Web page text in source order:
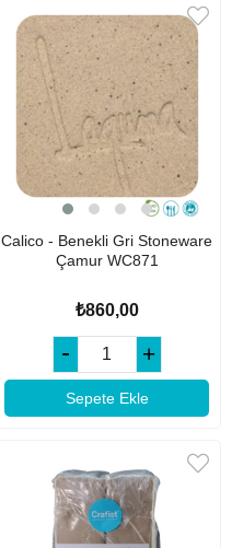
Calico - Benekli Gri Stoneware
Çamur WC871
₺860,00
Sepete Ekle